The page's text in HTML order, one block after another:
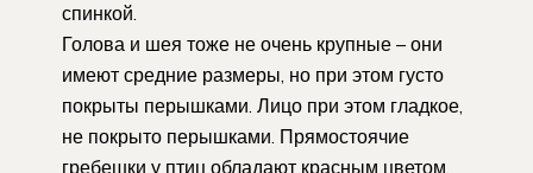
спинкой.
Голова и шея тоже не очень крупные – они
имеют средние размеры, но при этом густо
покрыты перышками. Лицо при этом гладкое,
не покрыто перышками. Прямостоячие
гребешки у птиц обладают красным цветом,